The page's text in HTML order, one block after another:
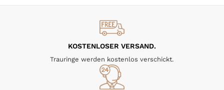
KOSTENLOSER VERSAND.
Trauringe werden kostenlos verschickt.